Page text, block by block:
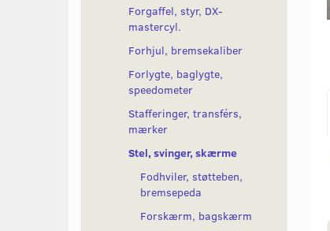
Forgaffel, styr, DX-
mastercyl.
Forhjul, bremsekaliber
Forlygte, baglygte,
speedometer
Stafferinger, transférs,
mærker
Stel, svinger, skærme
Fodhviler, støtteben,
bremsepeda
Forskærm, bagskærm